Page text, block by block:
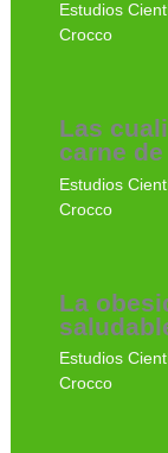
Estudios
Crocco
Las
carne
Estudios
Crocco
La
Estudios
Crocco